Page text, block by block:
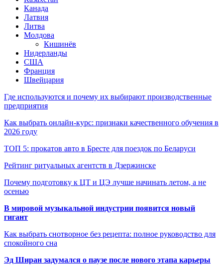
Канада
Латвия
Литва
Молдова
Кишинёв
Нидерланды
США
Франция
Швейцария
Где используются и почему их выбирают производственные
предприятия
Как выбрать онлайн-курс: признаки качественного обучения в
2026 году
ТОП 5: прокатов авто в Бресте для поездок по Беларуси
Рейтинг ритуальных агентств в Дзержинске
Почему подготовку к ЦТ и ЦЭ лучше начинать летом, а не
осенью
В мировой музыкальной индустрии появится новый
гигант
Как выбрать снотворное без рецепта: полное руководство для
спокойного сна
Эд Ширан задумался о паузе после нового этапа карьеры